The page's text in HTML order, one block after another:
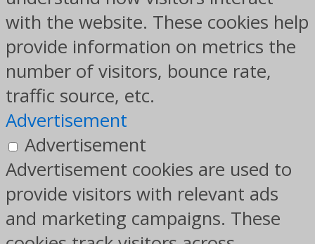
with the website. These cookies help
provide information on metrics the
number of visitors, bounce rate,
traffic source, etc.
Advertisement
Advertisement
Advertisement cookies are used to
provide visitors with relevant ads
and marketing campaigns. These